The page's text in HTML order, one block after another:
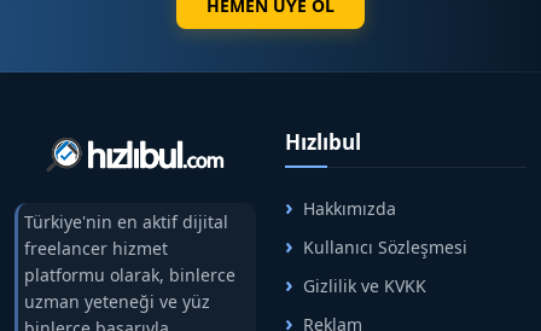
HEMEN ÜYE OL
Türkiye'nin en aktif dijital
freelancer hizmet
platformu olarak, binlerce
uzman yeteneği ve yüz
Hızlıbul
Hakkımızda
Kullanıcı Sözleşmesi
Gizlilik ve KVKK
Reklam